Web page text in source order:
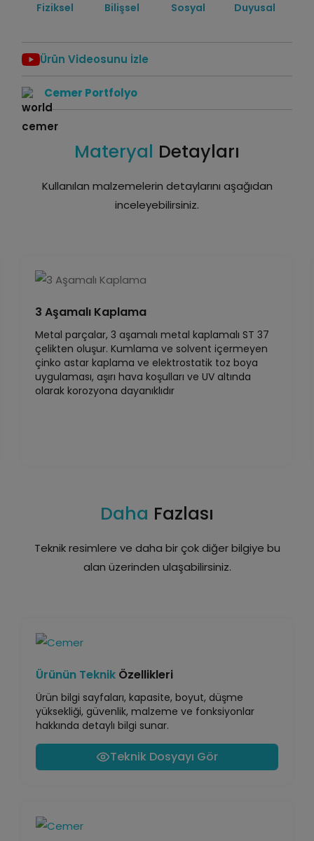
Fiziksel Bilişsel Sosyal Duyusal
Ürün Videosunu İzle
Cemer Portfolyo
Materyal Detayları
Kullanılan malzemelerin detaylarını aşağıdan
inceleyebilirsiniz.
3 Aşamalı Kaplama
Metal parçalar, 3 aşamalı metal kaplamalı ST 37
çelikten oluşur. Kumlama ve solvent içermeyen
çinko astar kaplama ve elektrostatik toz boya
uygulaması, aşırı hava koşulları ve UV altında
olarak korozyona dayanıklıdır
Daha Fazlası
Teknik resimlere ve daha bir çok diğer bilgiye bu
alan üzerinden ulaşabilirsiniz.
Ürünün Teknik Özellikleri
Ürün bilgi sayfaları, kapasite, boyut, düşme
yüksekliği, güvenlik, malzeme ve fonksiyonlar
hakkında detaylı bilgi sunar.
Teknik Dosyayı Gör